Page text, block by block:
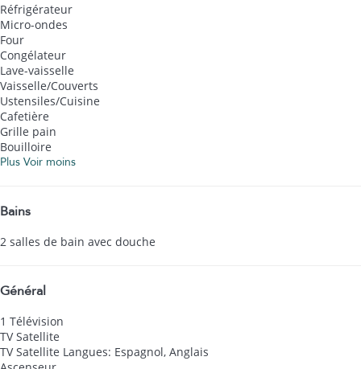
Réfrigérateur
Micro-ondes
Four
Congélateur
Lave-vaisselle
Vaisselle/Couverts
Ustensiles/Cuisine
Cafetière
Grille pain
Bouilloire
Plus Voir moins
Bains
2 salles de bain avec douche
Général
1 Télévision
TV Satellite
TV Satellite Langues: Espagnol, Anglais